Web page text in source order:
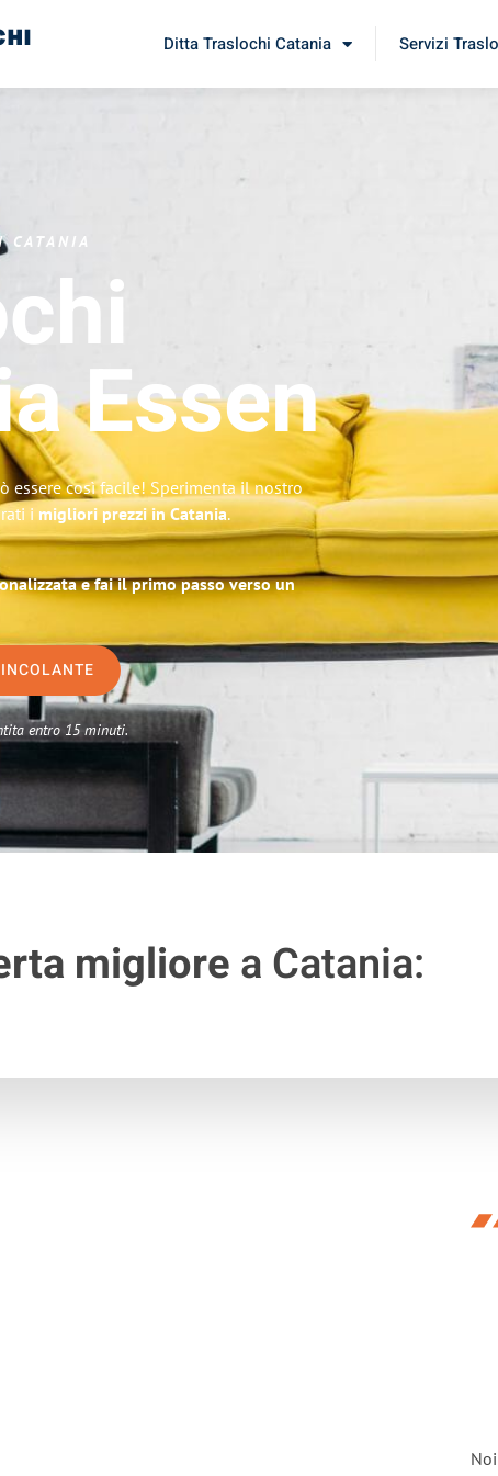
Ditta Traslochi Catania Servizi
CATANIA
Essen
essere così facile! Sperimenta il nostro
i migliori prezzi in Catania.
e fai il primo passo verso un
entro 15 minuti.
migliorea Catania: